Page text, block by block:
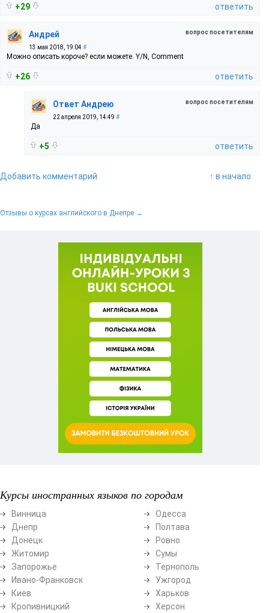
+29 ответить
вопрос посетителям
Андрей
13 мая 2018, 19:04 #
Можно описать короче? если можете. Y/N, Comment
+26 ответить
вопрос посетителям
Ответ Андрею
22 апреля 2019, 14:49 #
Да
+5 ответить
Добавить комментарий ↑ в начало
Отзывы о курсах английского в Днепре →
Курсы иностранных языков по городам
Винница
Днепр
Донецк
Житомир
Запорожье
Ивано-Франковск
Киев
Кропивницкий
Одесса
Полтава
Ровно
Сумы
Тернополь
Ужгород
Харьков
Херсон